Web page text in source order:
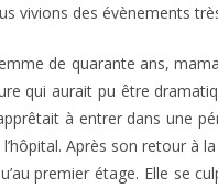
vivions des évènements
de quarante ans,
qui aurait pu être
à entrer dans une
Après son retour à
premier étage. Elle se